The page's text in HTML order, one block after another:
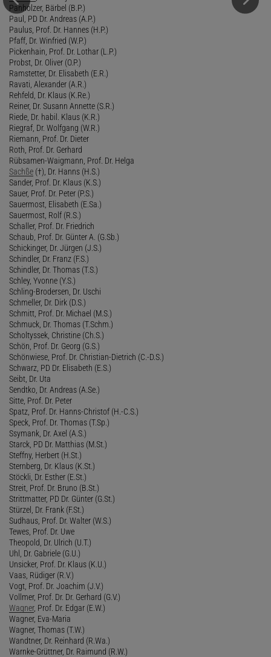
Panholzer, Bärbel (B.P.)
Paul, PD Dr. Andreas (A.P.)
Paulus, Prof. Dr. Hannes (H.P.)
Pfaff, Dr. Winfried (W.P.)
Pickenhain, Prof. Dr. Lothar (L.P.)
Probst, Dr. Oliver (O.P.)
Ramstetter, Dr. Elisabeth (E.R.)
Ravati, Alexander (A.R.)
Rehfeld, Dr. Klaus (K.Re.)
Reiner, Dr. Susann Annette (S.R.)
Riede, Dr. habil. Klaus (K.R.)
Riegraf, Dr. Wolfgang (W.R.)
Riemann, Prof. Dr. Dieter
Roth, Prof. Dr. Gerhard
Rübsamen-Waigmann, Prof. Dr. Helga
Sachße (†), Dr. Hanns (H.S.)
Sander, Prof. Dr. Klaus (K.S.)
Sauer, Prof. Dr. Peter (P.S.)
Sauermost, Elisabeth (E.Sa.)
Sauermost, Rolf (R.S.)
Schaller, Prof. Dr. Friedrich
Schaub, Prof. Dr. Günter A. (G.Sb.)
Schickinger, Dr. Jürgen (J.S.)
Schindler, Dr. Franz (F.S.)
Schindler, Dr. Thomas (T.S.)
Schley, Yvonne (Y.S.)
Schling-Brodersen, Dr. Uschi
Schmeller, Dr. Dirk (D.S.)
Schmitt, Prof. Dr. Michael (M.S.)
Schmuck, Dr. Thomas (T.Schm.)
Scholtyssek, Christine (Ch.S.)
Schön, Prof. Dr. Georg (G.S.)
Schönwiese, Prof. Dr. Christian-Dietrich (C.-D.S.)
Schwarz, PD Dr. Elisabeth (E.S.)
Seibt, Dr. Uta
Sendtko, Dr. Andreas (A.Se.)
Sitte, Prof. Dr. Peter
Spatz, Prof. Dr. Hanns-Christof (H.-C.S.)
Speck, Prof. Dr. Thomas (T.Sp.)
Ssymank, Dr. Axel (A.S.)
Starck, PD Dr. Matthias (M.St.)
Steffny, Herbert (H.St.)
Sternberg, Dr. Klaus (K.St.)
Stöckli, Dr. Esther (E.St.)
Streit, Prof. Dr. Bruno (B.St.)
Strittmatter, PD Dr. Günter (G.St.)
Stürzel, Dr. Frank (F.St.)
Sudhaus, Prof. Dr. Walter (W.S.)
Tewes, Prof. Dr. Uwe
Theopold, Dr. Ulrich (U.T.)
Uhl, Dr. Gabriele (G.U.)
Unsicker, Prof. Dr. Klaus (K.U.)
Vaas, Rüdiger (R.V.)
Vogt, Prof. Dr. Joachim (J.V.)
Vollmer, Prof. Dr. Dr. Gerhard (G.V.)
Wagner, Prof. Dr. Edgar (E.W.)
Wagner, Eva-Maria
Wagner, Thomas (T.W.)
Wandtner, Dr. Reinhard (R.Wa.)
Warnke-Grüttner, Dr. Raimund (R.W.)